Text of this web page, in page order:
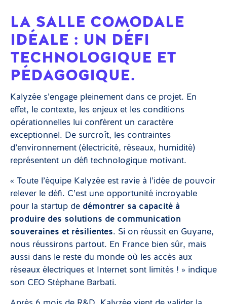
LA SALLE COMODALE
IDÉALE : UN DÉFI
TECHNOLOGIQUE ET
PÉDAGOGIQUE.
Kalyzée s’engage pleinement dans ce projet. En
effet, le contexte, les enjeux et les conditions
opérationnelles lui confèrent un caractère
exceptionnel. De surcroît, les contraintes
d’environnement (électricité, réseaux, humidité)
représentent un défi technologique motivant.
« Toute l’équipe Kalyzée est ravie à l’idée de pouvoir
relever le défi. C’est une opportunité incroyable
pour la startup de démontrer sa capacité à
produire des solutions de communication
souveraines et résilientes. Si on réussit en Guyane,
nous réussirons partout. En France bien sûr, mais
aussi dans le reste du monde où les accès aux
réseaux électriques et Internet sont limités ! » indique
son CEO Stéphane Barbati.